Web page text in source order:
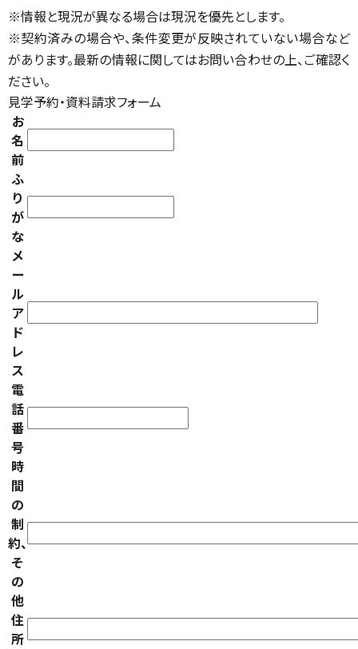
※情報と現況が異なる場合は現況を優先とします。
※契約済みの場合や、条件変更が反映されていない場合など
があります。最新の情報に関してはお問い合わせの上、ご確認く
ださい。
見学予約・資料請求フォーム
お
名
前
ふ
り
が
な
メ
ー
ル
ア
ド
レ
ス
電
話
番
号
時
間
の
制
約、
そ
の
他
住
所